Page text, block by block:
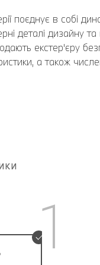
поєднує в собі
деталі дизайну
екстер'єру
а також
1